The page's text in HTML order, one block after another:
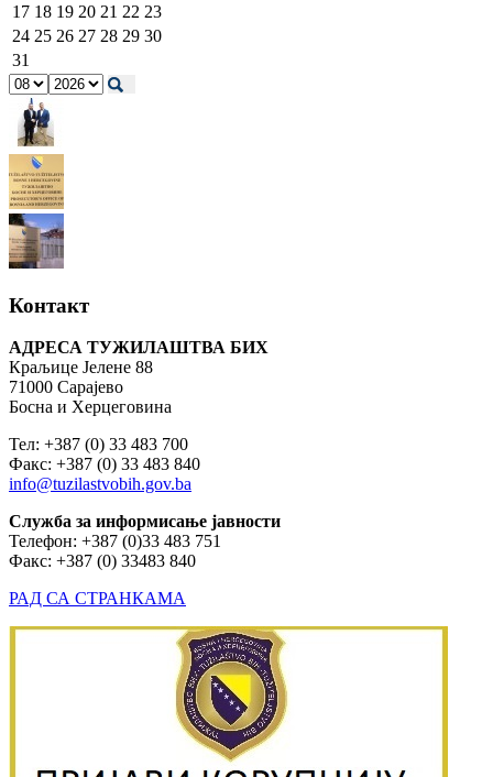
17 18 19 20 21 22 23
24 25 26 27 28 29 30
31
Контакт
АДРЕСА ТУЖИЛАШТВА БИХ
Краљице Јелене 88
71000 Сарајево
Босна и Херцеговина
Тел: +387 (0) 33 483 700
Факс: +387 (0) 33 483 840
info@tuzilastvobih.gov.ba
Служба за информисање јавности
Телефон: +387 (0)33 483 751
Факс: +387 (0) 33483 840
РАД СА СТРАНКАМА